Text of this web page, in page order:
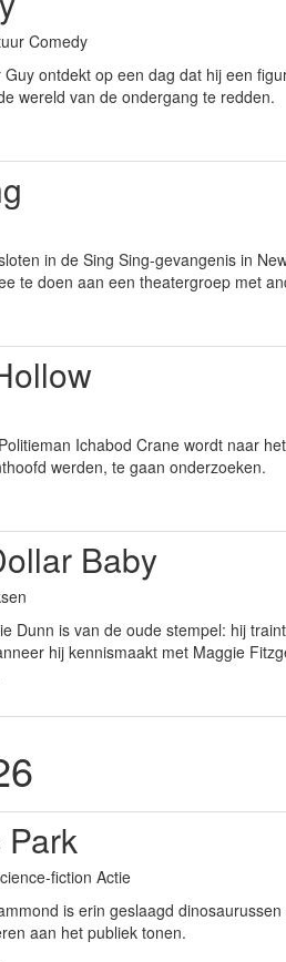
Comedy
Guy ontdekt op een dag dat hij een
wereld van de ondergang te redden.
in de Sing Sing-gevangenis in
te doen aan een theatergroep met
Ichabod Crane wordt naar
werden, te gaan onderzoeken.
Baby
Dunn is van de oude stempel: hij
hij kennismaakt met Maggie
fiction Actie
is erin geslaagd
aan het publiek tonen.